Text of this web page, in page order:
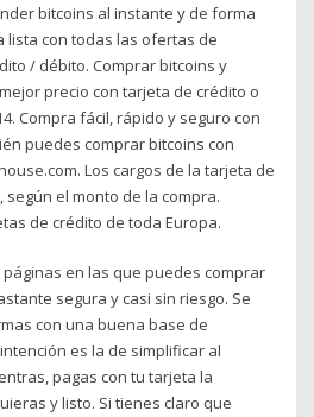
bitcoins al instante y de forma
lista con todas las ofertas de
/ débito. Comprar bitcoins y
precio con tarjeta de crédito o
Compra fácil, rápido y seguro con
puedes comprar bitcoins con
Los cargos de la tarjeta de
según el monto de la compra.
de crédito de toda Europa.
páginas en las que puedes comprar
segura y casi sin riesgo. Se
con una buena base de
es la de simplificar al
pagas con tu tarjeta la
y listo. Si tienes claro que